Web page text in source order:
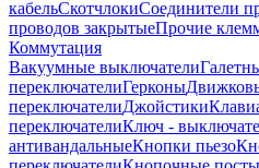
кабельСкотчлокиСоединители
проводов закрытыеПрочие
Коммутация
Вакуумные выключатели
переключателиГерконы
переключателиДжойстики
переключателиКлюч -
антивандальныеКнопки пьезо